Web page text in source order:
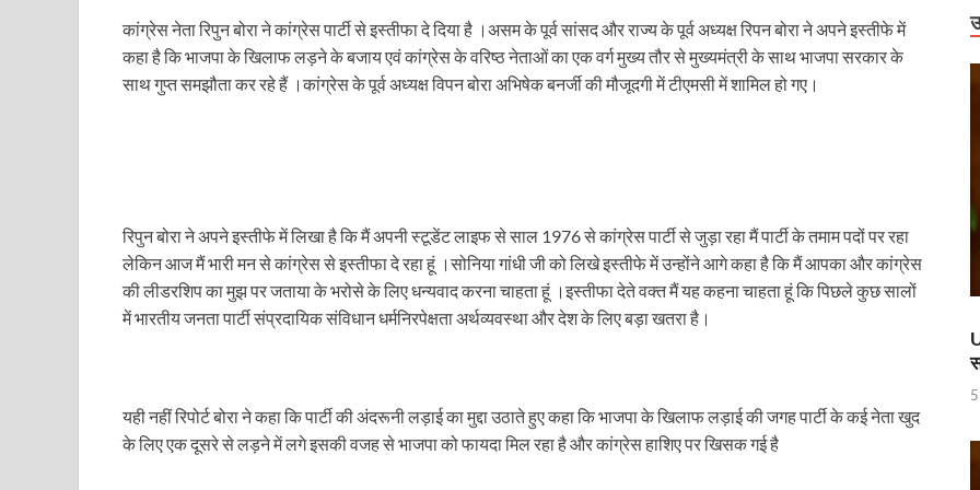
Uttarakhand Female Boxer: मुख्यमंत्री धामी से मिलीं अंतरराष्ट्रीय स्तर पर पदक जीतने वाली उत्तराखंड की महिला मुक्केबाज, मुख्यमंत्री ने किया
UP Kanwar Yatra: कांवड़ यात्रा से पहले सभी धार्मिक स्थलों पर होंगे विद्युत सुरक्षा के विशेष इंतजाम
Bharat Tex 2026: टेक्सटाइल निवेश के प्रमुख गंतव्य के रूप में उभरा उत्तर प्रदेश
The Kshitij Show: द क्षितिज शो में पहुंचे जुयाल और निहारिका NM
Lok Sanvardhan Parva: देहरादून में मुख्यमंत्री पुष्कर सिंह धामी एवं केंद्रीय मंत्री किरेन रिजिजू ने किया छठे ‘लोक संवर्धन पर्व’ का शुभारंभ
West Bengal Rajya Sabha By-Election: चुनाव आयोग ने पश्चिम बंगाल की 3 राज्यसभा सीट पर उपचुनाव का किया ऐलान
Shri Kashi Vishwanath Mandir: उत्तरकाशी में CM पुष्कर सिंह धामी के CM के रूप में 5 वर्ष पूर्ण होने पर श्री काशी विश्वनाथ मंदिर में विशेष पूजा-
Dr.Teejan Bai: विश्वविख्यात पंडवानी गायिका, पद्म विभूषण डॉ. तीजन बाई के निधन
Khatipura Mega Coach Care Terminal: खातीपुरा में 205 करोड़ की लागत से बना हाईटेक टर्मिनल, अब ऐसे होगा कोचो का मेंटेनेंस
कांग्रेस नेता रिपुन बोरा ने कांग्रेस पार्टी से इस्तीफा दे दिया है ।असम के पूर्व सांसद और राज्य के पूर्व अध्यक्ष रिपन बोरा ने अपने इस्तीफे में
कहा है कि भाजपा के खिलाफ लड़ने के बजाय एवं कांग्रेस के वरिष्ठ नेताओं का एक वर्ग मुख्य तौर से मुख्यमंत्री के साथ भाजपा सरकार के
साथ गुप्त समझौता कर रहे हैं ।कांग्रेस के पूर्व अध्यक्ष विपन बोरा अभिषेक बनर्जी की मौजूदगी में टीएमसी में शामिल हो गए।
रिपुन बोरा ने अपने इस्तीफे में लिखा है कि मैं अपनी स्टूडेंट लाइफ से साल 1976 से कांग्रेस पार्टी से जुड़ा रहा मैं पार्टी के तमाम पदों पर रहा
लेकिन आज मैं भारी मन से कांग्रेस से इस्तीफा दे रहा हूं ।सोनिया गांधी जी को लिखे इस्तीफे में उन्होंने आगे कहा है कि मैं आपका और कांग्रेस
की लीडरशिप का मुझ पर जताया के भरोसे के लिए धन्यवाद करना चाहता हूं ।इस्तीफा देते वक्त मैं यह कहना चाहता हूं कि पिछले कुछ सालों
में भारतीय जनता पार्टी संप्रदायिक संविधान धर्मनिरपेक्षता अर्थव्यवस्था और देश के लिए बड़ा खतरा है।
यही नहीं रिपोर्ट बोरा ने कहा कि पार्टी की अंदरूनी लड़ाई का मुद्दा उठाते हुए कहा कि भाजपा के खिलाफ लड़ाई की जगह पार्टी के कई नेता खुद
के लिए एक दूसरे से लड़ने में लगे इसकी वजह से भाजपा को फायदा मिल रहा है और कांग्रेस हाशिए पर खिसक गई है